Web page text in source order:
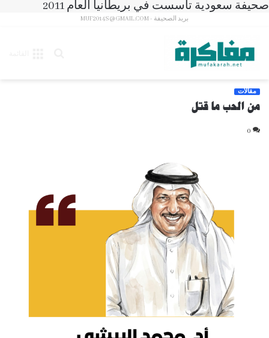
صحيفة سعودية تأسست في بريطانيا العام 2011
بريد الصحيفة - MUF2014S@GMAIL.COM
مقالات
من الحب ما قتل
0